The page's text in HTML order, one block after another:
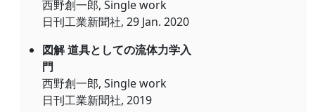
西野創一郎, Single work
日刊工業新聞社, 29 Jan. 2020
図解 道具としての流体力学入
門
西野創一郎, Single work
日刊工業新聞社, 2019